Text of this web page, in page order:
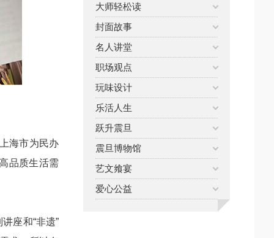
大师轻松读
封面故事
名人讲堂
职场观点
玩味设计
乐活人生
跃升震旦
震旦博物馆
艺文飨宴
爱心公益
海市为民办
品质生活需
座和“非遗”